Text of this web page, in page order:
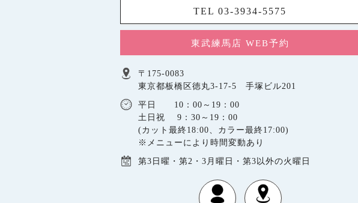
TEL 03-3934-5575
東武練馬店 WEB予約
〒175-0083
東京都板橋区徳丸3-17-5 手塚ビル201
平日 10：00～19：00
土日祝 9：30～19：00
(カット最終18:00、カラー最終17:00)
※メニューにより時間変動あり
第3日曜・第2・3月曜日・第3以外の火曜日